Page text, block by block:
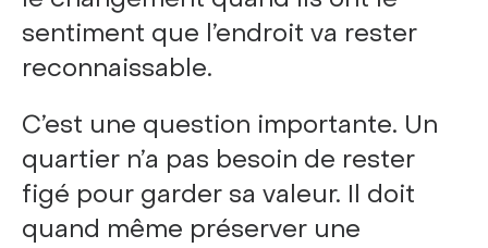
sentiment que l’endroit va rester
reconnaissable.
C’est une question importante. Un
quartier n’a pas besoin de rester
figé pour garder sa valeur. Il doit
quand même préserver une